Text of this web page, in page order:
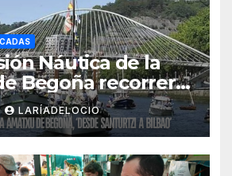
Náutica de la
Begoña recorrerá
de agosto con siete
LARÍADELOCIO